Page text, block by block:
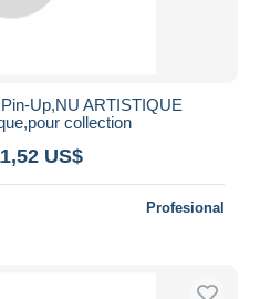
Up,NU ARTISTIQUE
collection
US$
Profesional